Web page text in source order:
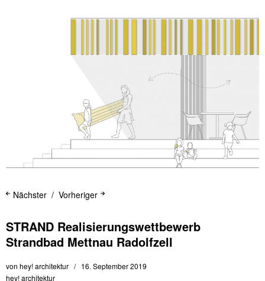
Vorheriger
Nächster
STRAND Realisierungswettbewerb
Strandbad Mettnau Radolfzell
von hey! architektur
16. September 2019
hey! architektur